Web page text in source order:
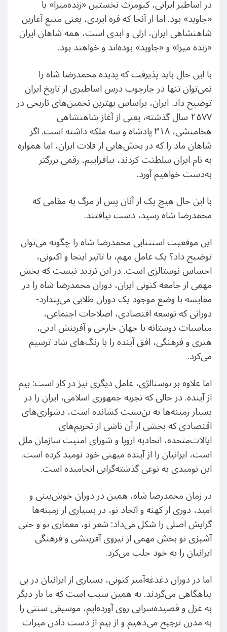
در اساطیر ایرانی، کیومرث نخستین «زنده‌میرا» یا
«جاوید» بود. اما از آنجا که فره ایزدی، یعنی منبع‌ آغازین
شاهنشاهی ایران، ازلی و ابدی است،‌ همه شاهان ایران
«زنده میرا» و «جاوید» بوده‌اند و خواهند بود.
با این حال باید پذیرفت که پدیده محمدرضا شاه را
نمی‌توان تنها در چارچوب درس اساطیری از تاریخ ایران
توضیح داد. ایران، براساس بهترین تخمین‌های تاریخی در
۲۵۷۷ سال گذشته، یعنی از آغاز شاهنشاهی
هخامنشی، ۳۱۸ پادشاه و سه ملکه داشته است. اگر
شاهان ماد را که در بخش‌هایی از فلات ایران، اما همواره
به نام ایران سلطنت کردند، بیافزاییم، رقمی بزرگتر
به‌دست خواهیم آورد.
با این حال هیچ یک از آنان پس از مرگ به مقامی که
محمدرضا شاه رسید، دست نیافتند.
این موقعیت استثنایی محمدرضا شاه را چگونه می‌توان
توضیح داد؟ یک عامل مهم، با تاثیر اینجا و اکنونی،
احساس نوستالژی است. در این تردید نیست که بخش
مهمی از جامعه کنونی ایران، دوران محمدرضا شاه را در
مقایسه با وضع موجود یک دوران طلایی می‌پندارد-
دورانی که توسعه اقتصادی، ‌اصلاحات اجتماعی،
مناسبات دوستانه با جهان خارجی و آفرینش ادبی،
هنری و فرهنگی، افق آینده را با رنگ‌های شاد ترسیم
می‌کرد.
اما علاوه بر نوستالژی، عامل دیگری نیز در کار است: بیم
از آینده. در حالی که تجربه جمهوری اسلامی، ایران را در
بسیار زمینه‌ها به بن‌بست کشانده است، دشواری‌های
اقتصادی که بخشی از آن ناشی از تحریم‌های
ایالات‌متحده، اتحادیه اروپا و شورای امنیت سازمان ملل
است، ایرانیان را از آینده میهنی خود نومید کرده است.
این نومیدی به نوعی گذشته‌گرایی انجامیده است.
در زمان محمدرضا شاه، همین در دوران خوش‌بینی و
امید، دوری از کهنه و اتخاذ نو، در بسیاری از زمینه‌ها
گرایش اصلی را شکل می‌داد: شعر نو، معماری نو و حتی
آشپزی نو بخش مهمی از نیروی آفرینشی و فرهنگی
ایرانیان را به خود جلب می‌کرد.
اما در دوران دغدغه‌آمیز کنونی، بسیاری از ایرانیان در پی
پناهگاهی می‌گردند. به همین سبب است که ما بار دیگر
به غزل و قصیده‌سرایی روی آورده‌ایم، موسیقی سنتی را
به مدرن ترجیح می‌دهیم و از بیم از دست دادن میراث